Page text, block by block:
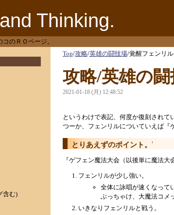
Thinking.
のＲＯページ。
Top/攻略/英雄の闘技場/覚醒フェンリル
攻略/英雄の
2021-01-18 (月) 12:48:52
というわけで表記、何度か復刻されて
つーか、フェンリルについていえば『
とりあえずのポイント。 †
『ゲフェン魔法大会（以後単に魔法
フェンリルが少し強い。
全体に詠唱が速くなって
ぶっちゃけ、大魔法コメ
いきなりフェンリルと戦う。
含む)